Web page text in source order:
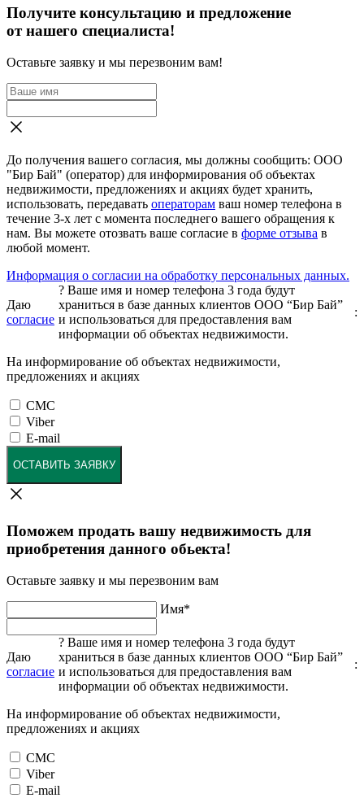
Получите консультацию и предложение
от нашего специалиста!
Оставьте заявку и мы перезвоним вам!
До получения вашего согласия, мы должны сообщить: ООО
"Бир Бай" (оператор) для информирования об объектах
недвижимости, предложениях и акциях будет хранить,
использовать, передавать операторам ваш номер телефона в
течение 3-х лет с момента последнего вашего обращения к
нам. Вы можете отозвать ваше согласие в форме отзыва в
любой момент.
Информация о согласии на обработку персональных данных.
Даю
согласие
? Ваше имя и номер телефона 3 года будут
храниться в базе данных клиентов ООО “Бир Бай”
и использоваться для предоставления вам
информации об объектах недвижимости.
:
На информирование об объектах недвижимости,
предложениях и акциях
СМС
Viber
E-mail
ОСТАВИТЬ ЗАЯВКУ
Поможем продать вашу недвижимость для
приобретения данного обьекта!
Оставьте заявку и мы перезвоним вам
Имя*
Даю
согласие
? Ваше имя и номер телефона 3 года будут
храниться в базе данных клиентов ООО “Бир Бай”
и использоваться для предоставления вам
информации об объектах недвижимости.
:
На информирование об объектах недвижимости,
предложениях и акциях
СМС
Viber
E-mail